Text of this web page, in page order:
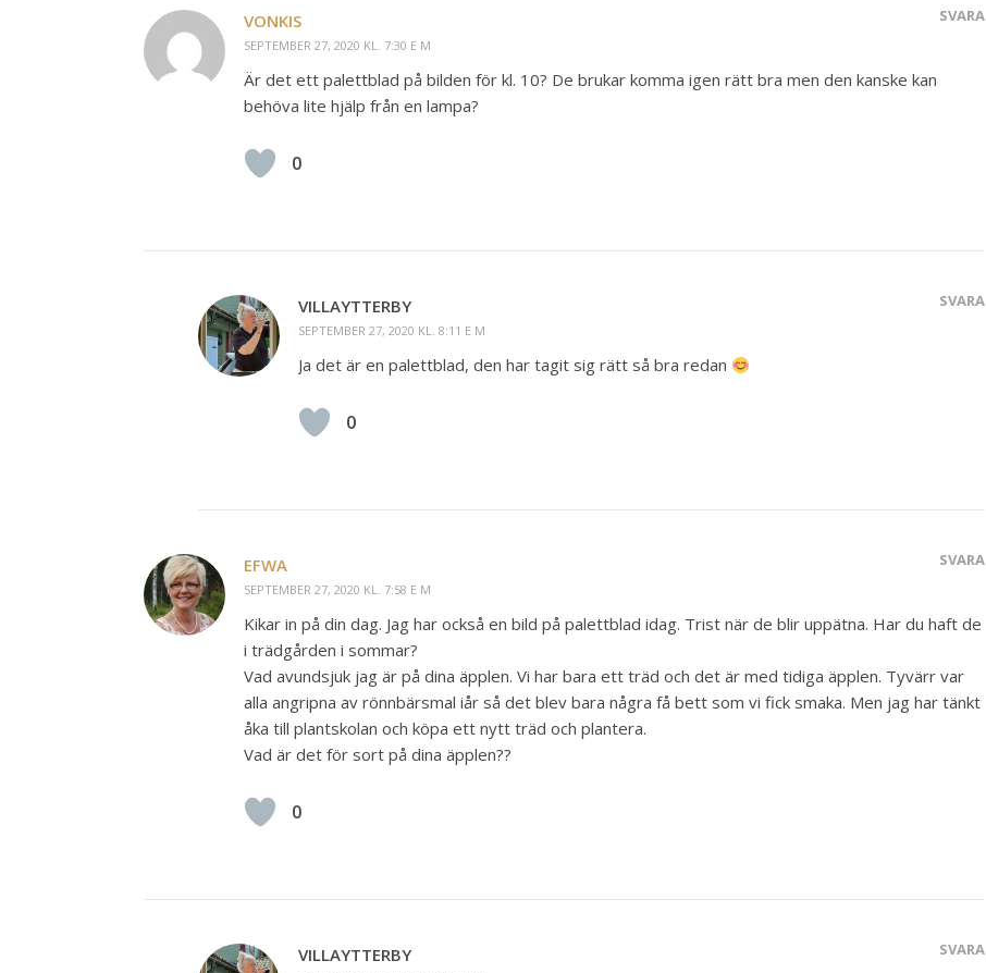
VONKIS
SEPTEMBER 27, 2020 KL. 7:30 E M
SVARA
Är det ett palettblad på bilden för kl. 10? De brukar komma igen rätt bra men den kanske kan
behöva lite hjälp från en lampa?
0
VILLAYTTERBY
SEPTEMBER 27, 2020 KL. 8:11 E M
SVARA
Ja det är en palettblad, den har tagit sig rätt så bra redan
0
EFWA
SEPTEMBER 27, 2020 KL. 7:58 E M
SVARA
Kikar in på din dag. Jag har också en bild på palettblad idag. Trist när de blir uppätna. Har du haft de
i trädgården i sommar?
Vad avundsjuk jag är på dina äpplen. Vi har bara ett träd och det är med tidiga äpplen. Tyvärr var
alla angripna av rönnbärsmal iår så det blev bara några få bett som vi fick smaka. Men jag har tänkt
åka till plantskolan och köpa ett nytt träd och plantera.
Vad är det för sort på dina äpplen??
0
VILLAYTTERBY SVARA